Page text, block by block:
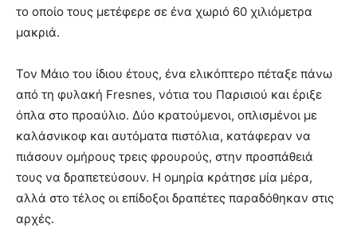
το οποίο τους μετέφερε σε ένα χωριό 60 χιλιόμετρα
μακριά.
Τον Μάιο του ίδιου έτους, ένα ελικόπτερο πέταξε πάνω
από τη φυλακή Fresnes, νότια του Παρισιού και έριξε
όπλα στο προαύλιο. Δύο κρατούμενοι, οπλισμένοι με
καλάσνικοφ και αυτόματα πιστόλια, κατάφεραν να
πιάσουν ομήρους τρεις φρουρούς, στην προσπάθειά
τους να δραπετεύσουν. Η ομηρία κράτησε μία μέρα,
αλλά στο τέλος οι επίδοξοι δραπέτες παραδόθηκαν στις
αρχές.